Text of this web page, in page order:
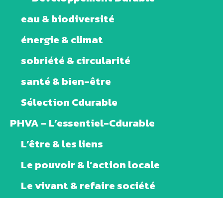
eau & biodiversité
énergie & climat
sobriété & circularité
santé & bien-être
Sélection Cdurable
PHVA – L’essentiel-Cdurable
L’être & les liens
Le pouvoir & l’action locale
Le vivant & refaire société